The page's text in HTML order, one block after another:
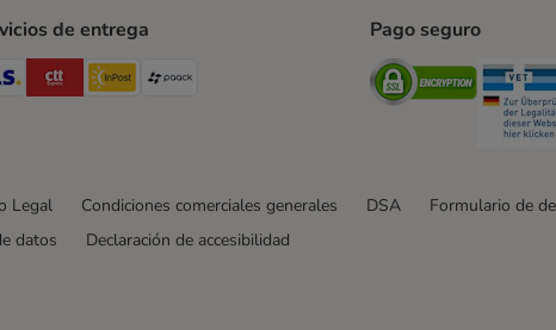
Method
de entrega
GLS Shipping Method
CTTExpress Shipping Method
InPost Shipping Method
Pago seguro
Security
Legal Condiciones comerciales generales DSA Formulario de
datos Declaración de accesibilidad